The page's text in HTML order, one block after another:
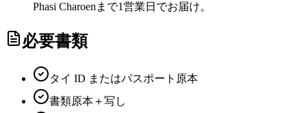
Phasi Charoenまで1営業日でお届け。
必要書類
タイ ID またはパスポート原本
書類原本＋写し